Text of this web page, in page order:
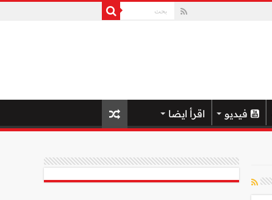
فيديو اقرأ ايضا